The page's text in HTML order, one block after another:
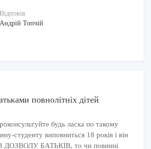
Відповів
Андрій Топчій
повнолітніх дітей
будь ласка по такому
студенту виповниться 18 років і він
ДОЗВОЛУ БАТЬКІВ, то чи повинні